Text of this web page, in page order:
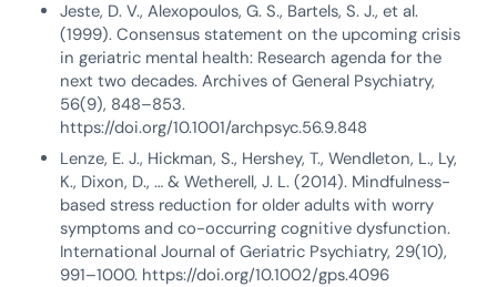
Jeste, D. V., Alexopoulos, G. S., Bartels, S. J., et al.
(1999). Consensus statement on the upcoming crisis
in geriatric mental health: Research agenda for the
next two decades. Archives of General Psychiatry,
56(9), 848–853.
https://doi.org/10.1001/archpsyc.56.9.848
Lenze, E. J., Hickman, S., Hershey, T., Wendleton, L., Ly,
K., Dixon, D., … & Wetherell, J. L. (2014). Mindfulness-
based stress reduction for older adults with worry
symptoms and co-occurring cognitive dysfunction.
International Journal of Geriatric Psychiatry, 29(10),
991–1000. https://doi.org/10.1002/gps.4096